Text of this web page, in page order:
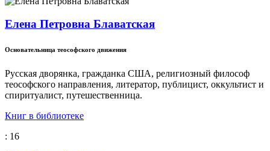
Елена Петровна Блаватская
Основательница теософского движения
Русская дворянка, гражданка США, религиозный философ
теософского направления, литератор, публицист, оккультист и
спиритуалист, путешественница.
Книг в библиотеке
: 16